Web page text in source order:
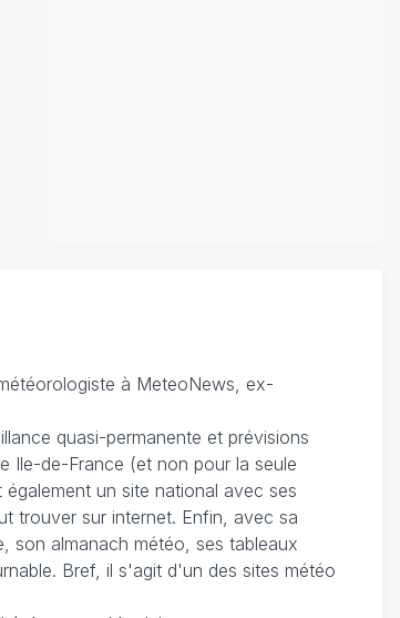
à MeteoNews, ex-
quasi-permanente et prévisions
Ile-de-France (et non pour la seule
un site national avec ses
trouver sur internet. Enfin, avec sa
son almanach météo, ses tableaux
Bref, il s'agit d'un des sites météo